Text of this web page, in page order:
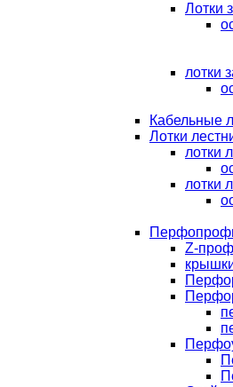
Лотки
лотки
Кабельные
Лотки
лотки
лотки
Z-